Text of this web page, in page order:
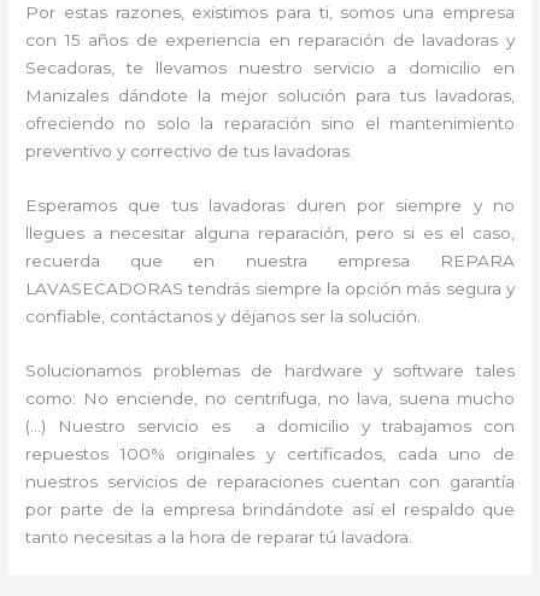
Por estas razones, existimos para ti, somos una empresa
con 15 años de experiencia en reparación de lavadoras y
Secadoras, te llevamos nuestro servicio a domicilio en
Manizales dándote la mejor solución para tus lavadoras,
ofreciendo no solo la reparación sino el mantenimiento
preventivo y correctivo de tus lavadoras
Esperamos que tus lavadoras duren por siempre y no
llegues a necesitar alguna reparación, pero si es el caso,
recuerda que en nuestra empresa REPARA
LAVASECADORAS tendrás siempre la opción más segura y
confiable, contáctanos y déjanos ser la solución.
Solucionamos problemas de hardware y software tales
como: No enciende, no centrifuga, no lava, suena mucho
(…) Nuestro servicio es a domicilio y trabajamos con
repuestos 100% originales y certificados, cada uno de
nuestros servicios de reparaciones cuentan con garantía
por parte de la empresa brindándote así el respaldo que
tanto necesitas a la hora de reparar tú lavadora.